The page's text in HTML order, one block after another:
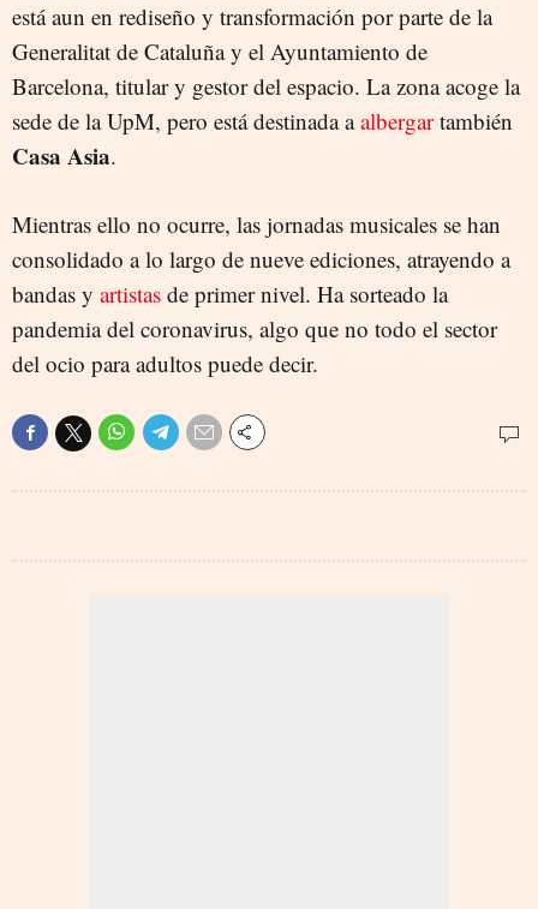
está aun en rediseño y transformación por parte de la
Generalitat de Cataluña y el Ayuntamiento de
Barcelona, titular y gestor del espacio. La zona acoge la
sede de la UpM, pero está destinada aalbergartambién
Casa Asia.
Mientras ello no ocurre, las jornadas musicales se han
consolidado a lo largo de nueve ediciones, atrayendo a
bandas y artistas de primer nivel. Ha sorteado la
pandemia del coronavirus, algo que no todo el sector
del ocio para adultos puede decir.